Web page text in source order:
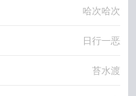
哈次哈次
日行一恶
苔水渡